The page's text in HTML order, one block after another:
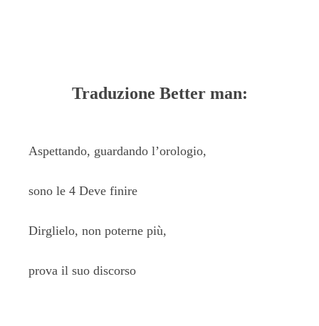
Traduzione Better man:
Aspettando, guardando l’orologio,
sono le 4 Deve finire
Dirglielo, non poterne più,
prova il suo discorso